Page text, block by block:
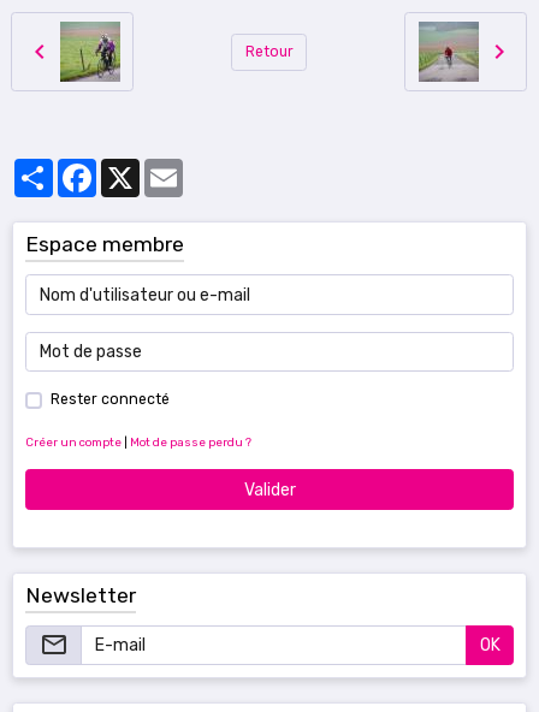
Retour
PartagerFacebook
Espace membre
Rester connecté
Créer un compte Mot de passe perdu ?
Valider
Newsletter
OK